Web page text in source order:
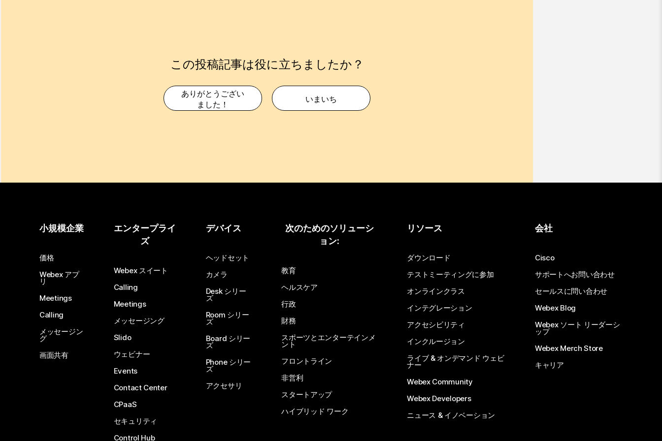
この投稿記事は役に立ちましたか？
ありがとうござい
ました！
いまいち
小規模企業
価格
Webex アプ
リ
Meetings
Calling
メッセージン
グ
画面共有
エンタープライ
ズ
Webex スイート
Calling
Meetings
メッセージング
Slido
ウェビナー
Events
Contact Center
CPaaS
セキュリティ
Control Hub
デバイス
ヘッドセット
カメラ
Desk シリー
ズ
Room シリー
ズ
Board シリー
ズ
Phone シリー
ズ
アクセサリ
次のためのソリューシ
ョン:
教育
ヘルスケア
行政
財務
スポーツとエンターテインメ
ント
フロントライン
非営利
スタートアップ
ハイブリッド ワーク
リソース
ダウンロード
テストミーティングに参加
オンラインクラス
インテグレーション
アクセシビリティ
インクルージョン
ライブ & オンデマンド ウェビ
ナー
Webex Community
Webex Developers
ニュース & イノベーション
会社
Cisco
サポートへお問い合わせ
セールスに問い合わせ
Webex Blog
Webex ソート リーダーシ
ップ
Webex Merch Store
キャリア